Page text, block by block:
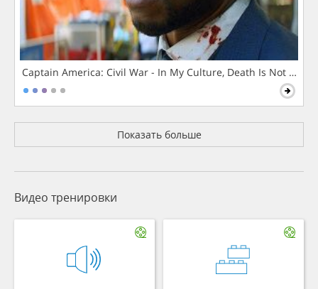
Captain America: Civil War - In My Culture, Death Is Not The
Показать больше
Видео тренировки